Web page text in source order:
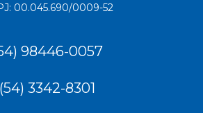
00.045.690/0009-52
98446-0057
(54) 3342-8301